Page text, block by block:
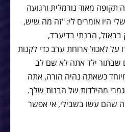
תקופה מאוד נורמלית ורגועה
היו אומרים לי: "זה מה שיש,
הבנתי בדיעבד,
על לאכול ארוחת ערב כדי לקנות
שבתור ילד אתה לא שם לב
כשאתה נהיה הורה, אתה
מהילדות של הבנות שלך.
שהם עשו בשבילי, אי אפשר